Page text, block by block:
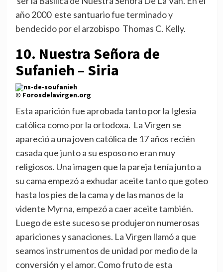
año 2000 este santuario fue terminado y
bendecido por el arzobispo Thomas C. Kelly.
10. Nuestra Señora de
Sufanieh – Siria
© Forosdelavirgen.org
Esta aparición fue aprobada tanto por la Iglesia
católica como por la ortodoxa. La Virgen se
apareció a una joven católica de 17 años recién
casada que junto a su esposo no eran muy
religiosos. Una imagen que la pareja tenía junto a
su cama empezó a exhudar aceite tanto que goteo
hasta los pies de la cama y de las manos de la
vidente Myrna, empezó a caer aceite también.
Luego de este suceso se produjeron numerosas
apariciones y sanaciones. La Virgen llamó a que
seamos instrumentos de unidad por medio de la
conversión y el amor. Como fruto de esta